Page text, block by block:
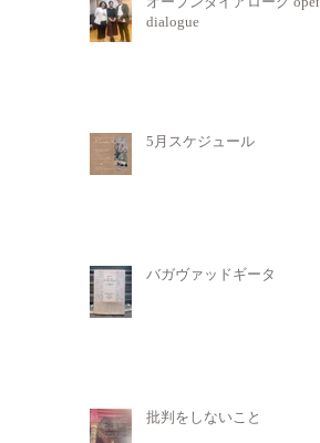
dialogue
5月スケジュール
バガヴァッドギータ
批判をしないこと